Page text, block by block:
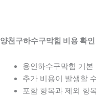
양천구하수구막힘 비용 확
용인하수구막힘 기
추가 비용이 발생할
포함 항목과 제외 항